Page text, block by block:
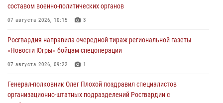
составом военно-политических органов
07 августа 2026, 10:15 3
Росгвардия направила очередной тираж региональной газеты
«Новости Югры» бойцам спецоперации
07 августа 2026, 09:22 1
Генерал-полковник Олег Плохой поздравил специалистов
организационно-штатных подразделений Росгвардии с